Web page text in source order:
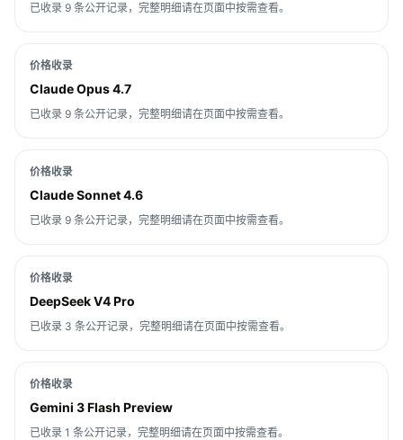
已收录 9 条公开记录，完整明细请在页面中按需查看。
价格收录
Claude Opus 4.7
已收录 9 条公开记录，完整明细请在页面中按需查看。
价格收录
Claude Sonnet 4.6
已收录 9 条公开记录，完整明细请在页面中按需查看。
价格收录
DeepSeek V4 Pro
已收录 3 条公开记录，完整明细请在页面中按需查看。
价格收录
Gemini 3 Flash Preview
已收录 1 条公开记录，完整明细请在页面中按需查看。